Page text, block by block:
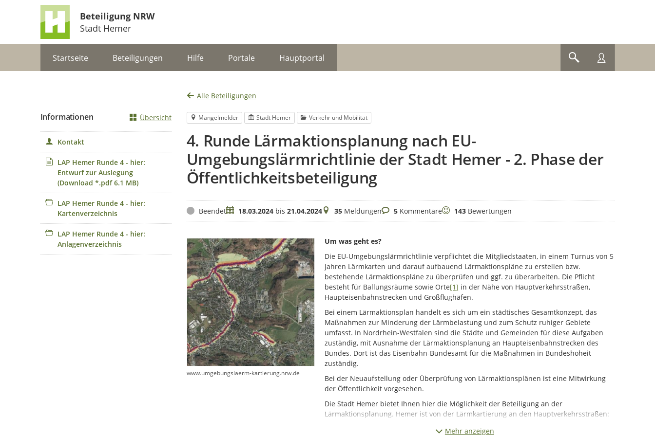
Beteiligung NRW
Stadt Hemer
Startseite Beteiligungen Hilfe Portale Hauptportal
Alle Beteiligungen
Mängelmelder Stadt Hemer Verkehr und Mobilität
4. Runde Lärmaktionsplanung nach EU-
Umgebungslärmrichtlinie der Stadt Hemer - 2. Phase der
Öffentlichkeitsbeteiligung
StatusBeendetZeitraum
18.03.2024bis 21.04.2024Meldungen
35MeldungenKommentare
5KommentareBewertungen
143Bewertungen
www.umgebungslaerm-kartierung.nrw.de
Um was geht es?
Die EU-Umgebungslärmrichtlinie verpflichtet die Mitgliedstaaten, in einem Turnus von 5
Jahren Lärmkarten und darauf aufbauend Lärmaktionspläne zu erstellen bzw.
bestehende Lärmaktionspläne zu überprüfen und ggf. zu überarbeiten. Die Pflicht
besteht für Ballungsräume sowie Orte[1] in der Nähe von Hauptverkehrsstraßen,
Haupteisenbahnstrecken und Großflughäfen.
Bei einem Lärmaktionsplan handelt es sich um ein städtisches Gesamtkonzept, das
Maßnahmen zur Minderung der Lärmbelastung und zum Schutz ruhiger Gebiete
umfasst. In Nordrhein-Westfalen sind die Städte und Gemeinden für diese Aufgaben
zuständig, mit Ausnahme der Lärmaktionsplanung an Haupteisenbahnstrecken des
Bundes. Dort ist das Eisenbahn-Bundesamt für die Maßnahmen in Bundeshoheit
zuständig.
Bei der Neuaufstellung oder Überprüfung von Lärmaktionsplänen ist eine Mitwirkung
der Öffentlichkeit vorgesehen.
Die Stadt Hemer bietet Ihnen hier die Möglichkeit der Beteiligung an der
Lärmaktionsplanung. Hemer ist von der Lärmkartierung an den Hauptverkehrsstraßen:
- B7 Mendener Straße/Märkische Straße (von Stadtgrenze Menden bis Stadtgrenze
Mehr anzeigen
Informationen Übersicht
Kontakt
LAP Hemer Runde 4 - hier:
Entwurf zur Auslegung
(Download *.pdf 6.1 MB)
LAP Hemer Runde 4 - hier:
Kartenverzeichnis
LAP Hemer Runde 4 - hier:
Anlagenverzeichnis